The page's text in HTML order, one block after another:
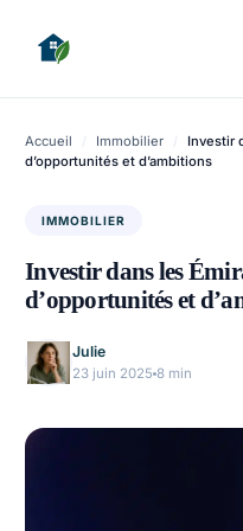
Accueil / Immobilier /
Investir
d’opportunités et d’ambitions
IMMOBILIER
Investir dans les
d’opportunités et
Julie
23 juin 2025 8 min